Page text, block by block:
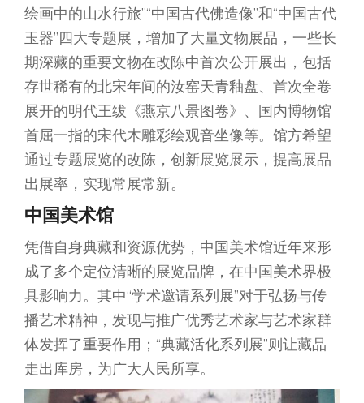
绘画中的山水行旅”“中国古代佛造像”和“中国古代
玉器”四大专题展，增加了大量文物展品，一些长
期深藏的重要文物在改陈中首次公开展出，包括
存世稀有的北宋年间的汝窑天青釉盘、首次全卷
展开的明代王绂《燕京八景图卷》、国内博物馆
首屈一指的宋代木雕彩绘观音坐像等。馆方希望
通过专题展览的改陈，创新展览展示，提高展品
出展率，实现常展常新。
中国美术馆
凭借自身典藏和资源优势，中国美术馆近年来形
成了多个定位清晰的展览品牌，在中国美术界极
具影响力。其中“学术邀请系列展”对于弘扬与传
播艺术精神，发现与推广优秀艺术家与艺术家群
体发挥了重要作用；“典藏活化系列展”则让藏品
走出库房，为广大人民所享。